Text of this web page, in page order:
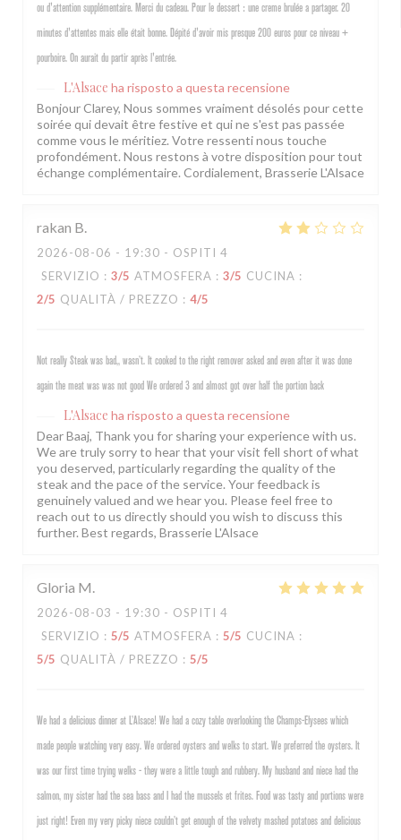
ou d'attention supplémentaire. Merci du cadeau. Pour le dessert : une creme brulée a partager. 20
minutes d'attentes mais elle était bonne. Dépité d'avoir mis presque 200 euros pour ce niveau +
pourboire. On aurait du partir après l'entrée.
L'Alsace ha risposto a questa recensione
Bonjour Clarey, Nous sommes vraiment désolés pour cette
soirée qui devait être festive et qui ne s'est pas passée
comme vous le méritiez. Votre ressenti nous touche
profondément. Nous restons à votre disposition pour tout
échange complémentaire. Cordialement, Brasserie L'Alsace
rakan B
2026-08-06 - 19:30 - OSPITI 4
SERVIZIO : 3/5 ATMOSFERA : 3/5 CUCINA :
2/5 QUALITÀ / PREZZO : 4/5
Not really Steak was bad,, wasn’t. It cooked to the right remover asked and even after it was done
again the meat was was not good We ordered 3 and almost got over half the portion back
L'Alsace ha risposto a questa recensione
Dear Baaj, Thank you for sharing your experience with us.
We are truly sorry to hear that your visit fell short of what
you deserved, particularly regarding the quality of the
steak and the pace of the service. Your feedback is
genuinely valued and we hear you. Please feel free to
reach out to us directly should you wish to discuss this
further. Best regards, Brasserie L'Alsace
Gloria M
2026-08-03 - 19:30 - OSPITI 4
SERVIZIO : 5/5 ATMOSFERA : 5/5 CUCINA :
5/5 QUALITÀ / PREZZO : 5/5
We had a delicious dinner at L’Alsace! We had a cozy table overlooking the Champs-Elysees which
made people watching very easy. We ordered oysters and welks to start. We preferred the oysters. It
was our first time trying welks - they were a little tough and rubbery. My husband and niece had the
salmon, my sister had the sea bass and I had the mussels et frites. Food was tasty and portions were
just right! Even my very picky niece couldn’t get enough of the velvety mashed potatoes and delicious